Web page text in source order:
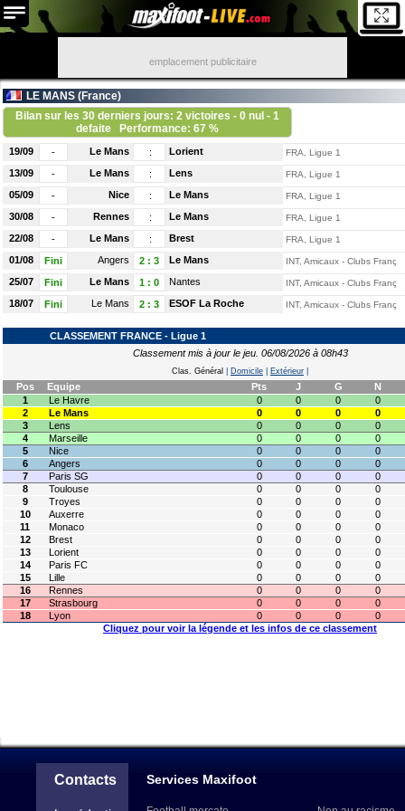
emplacement publicitaire
LE MANS (France)
Bilan sur les 30 derniers jours: 2 victoires - 0 nul - 1
defaite
Performance: 67 %
19/09 - Le Mans : Lorient FRA, Ligue 1
13/09 - Le Mans : Lens FRA, Ligue 1
05/09 - Nice : Le Mans FRA, Ligue 1
30/08 - Rennes : Le Mans FRA, Ligue 1
22/08 - Le Mans : Brest FRA, Ligue 1
01/08 Fini Angers 2 : 3 Le Mans INT, Amicaux - Clubs
25/07 Fini Le Mans 1 : 0 Nantes INT, Amicaux - Clubs
18/07 Fini Le Mans 2 : 3 ESOF La Roche INT, Amicaux - Clubs
CLASSEMENT FRANCE - Ligue 1
Classement mis à jour le jeu. 06/08/2026 à 08h43
Clas. Général Domicile Extérieur
Pos Equipe Pts J G
N
1
Le Havre 0 0 0
0
2
Le Mans 0 0 0
0
3
Lens 0 0 0
0
4
Marseille 0 0 0
0
5
Nice 0 0 0
0
6
Angers 0 0 0
0
7
Paris SG 0 0 0
0
8
Toulouse 0 0 0
0
9
Troyes 0 0 0
0
10
Auxerre 0 0 0
0
11
Monaco 0 0 0
0
12
Brest 0 0 0
0
13
Lorient 0 0 0
0
14
Paris FC 0 0 0
0
15
Lille 0 0 0
0
16
Rennes 0 0 0
0
17
Strasbourg 0 0 0
0
18
Lyon 0 0 0
0
Cliquez pour voir la légende et les infos de ce classement
Contacts Services Maxifoot